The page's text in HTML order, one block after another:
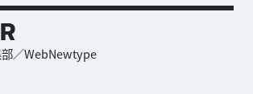
／WebNewtype